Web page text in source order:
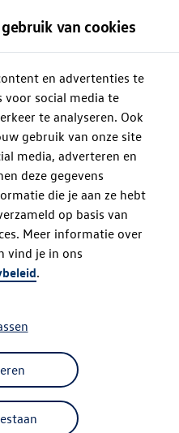
van cookies
en advertenties te
voor social media te
te analyseren. Ook
gebruik van onze site
media, adverteren en
deze gegevens
die je aan ze hebt
op basis van
Meer informatie over
vind je in ons
.
Please try